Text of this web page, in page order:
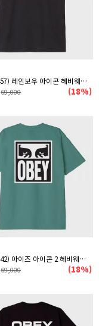
(166913457) 레인보우 아이콘 헤비웨이트 박스 반팔티 BLK
69,000 (18%)
(166912142) 아이즈 아이콘 2 헤비웨이트 박스 반팔티 PALM LEAF
69,000 (18%)